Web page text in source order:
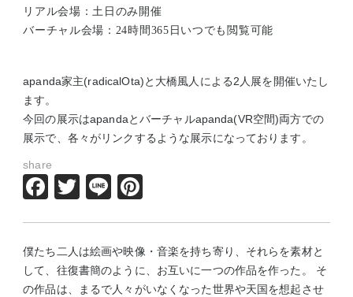
リアル会場：土日のみ開催
バーチャル会場：24時間365日いつでも閲覧可能
apanda家主(radicalOta)と大橋風人による2人展を開催いたし
ます。
今回の展示はapandaとバーチャルapanda(VR空間)両方での
展示で、各々がリンクするような展示になっております。
share
Facebook
Twitter
Line
僕たち二人は絵画や映像・音楽を持ち寄り、それらを素材と
して、往復書簡のように、お互いに一つの作品を作った。 そ
の作品は、まるで人々がいなくなった世界や天国を想起させ